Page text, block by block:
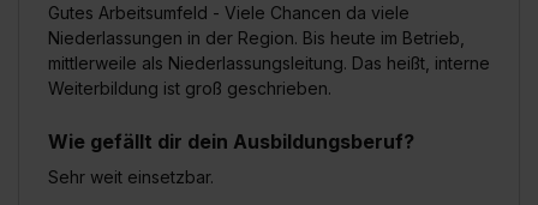
einzelnen Cookies findest du durch Klick auf „Details
zeigen“. Weitere Informationen:Datenschutzerklärung
Impressum.
Gutes Arbeitsumfeld - Viele Chancen da viele
Niederlassungen in der Region. Bis heute im Betrieb,
mittlerweile als Niederlassungsleitung. Das heißt, interne
Weiterbildung ist groß geschrieben.
Wie gefällt dir dein Ausbildungsberuf?
Sehr weit einsetzbar.